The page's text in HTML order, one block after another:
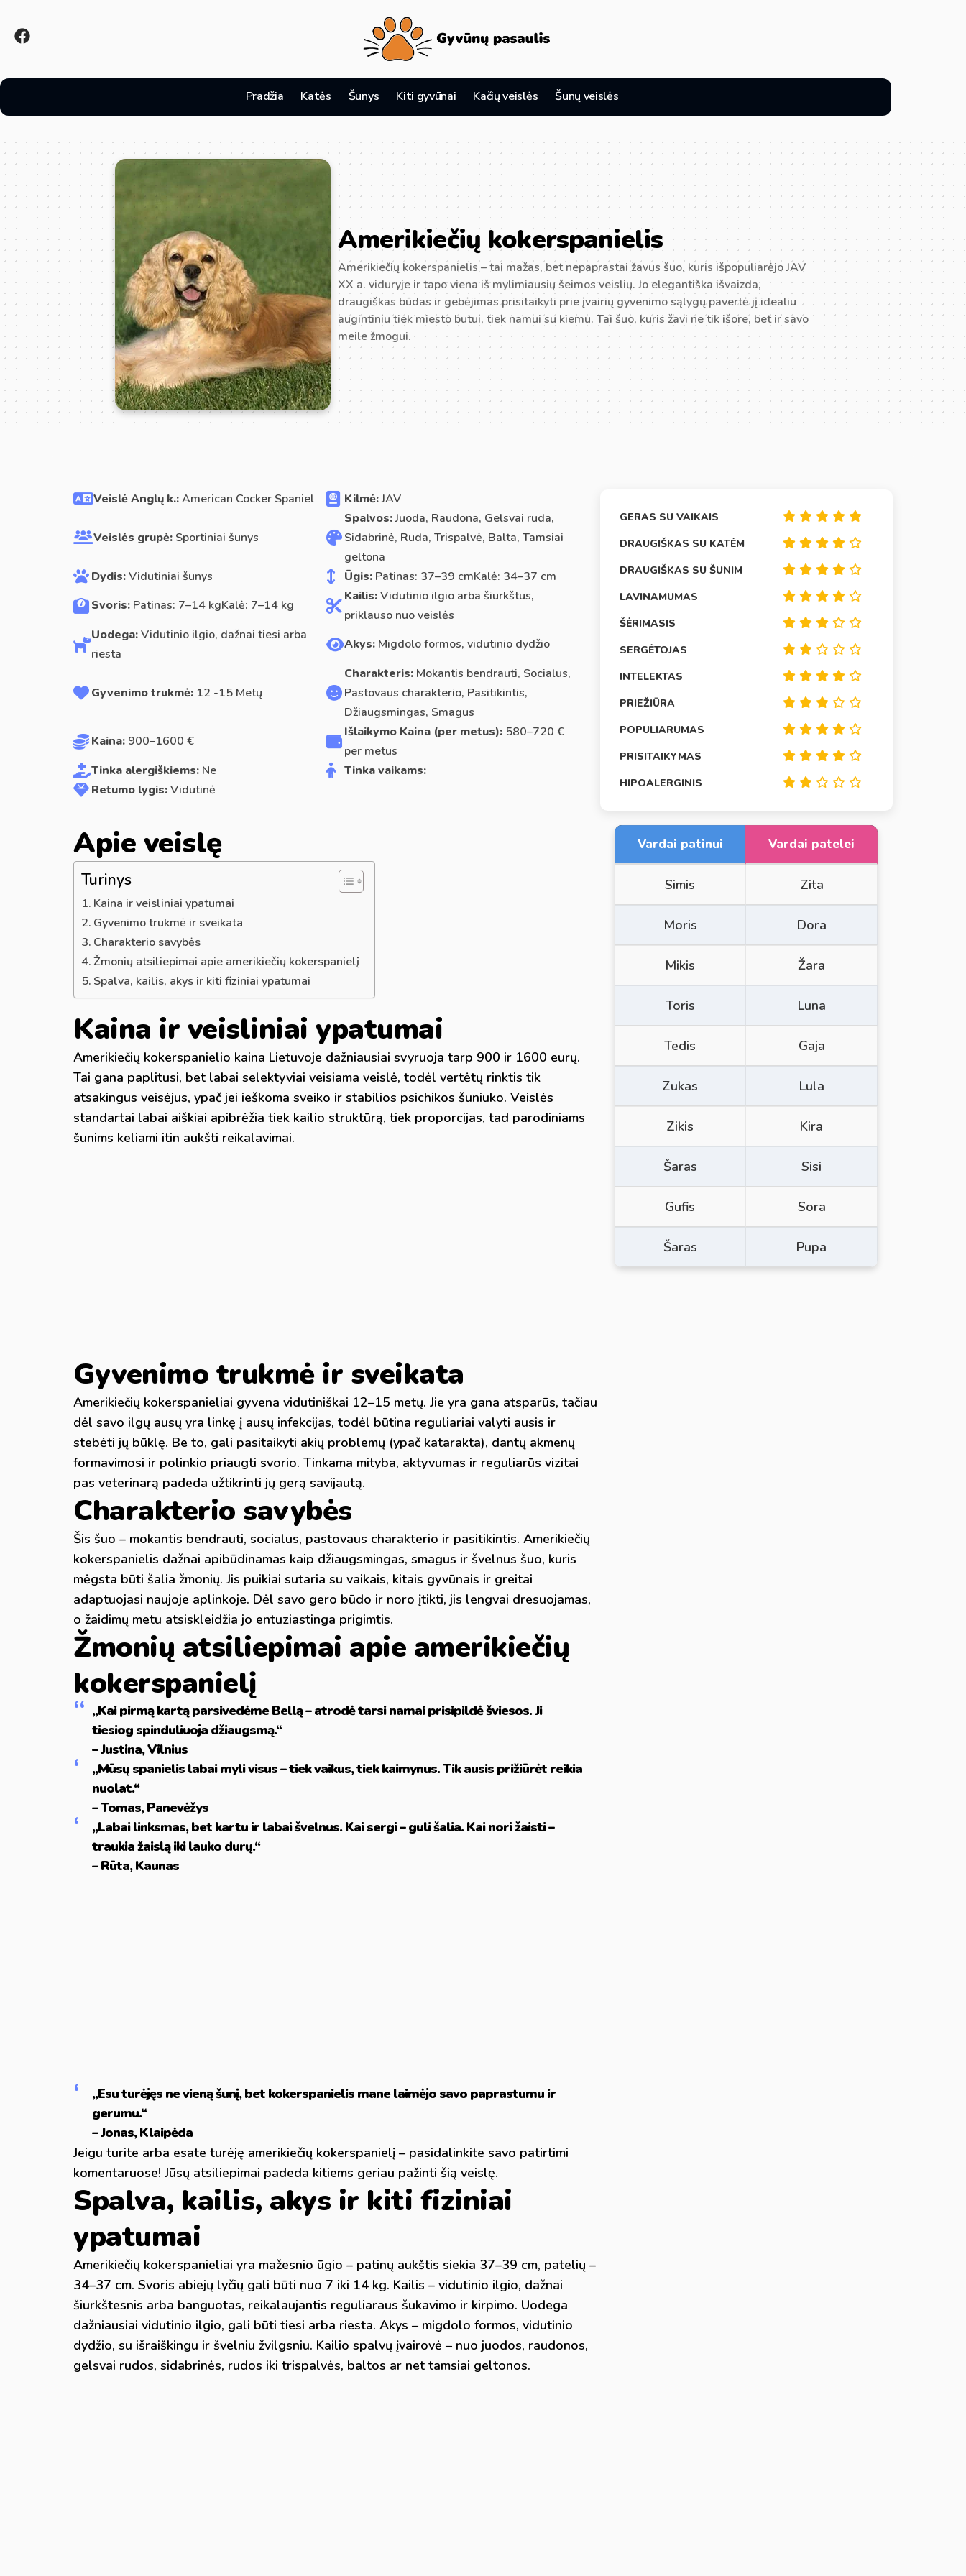
Pradžia Katės Šunys Kiti gyvūnai Kačių veislės Šunų veislės
Amerikiečių kokerspanielis
Amerikiečių kokerspanielis – tai mažas, bet nepaprastai žavus šuo, kuris išpopuliarėjo JAV
XX a. viduryje ir tapo viena iš mylimiausių šeimos veislių. Jo elegantiška išvaizda,
draugiškas būdas ir gebėjimas prisitaikyti prie įvairių gyvenimo sąlygų pavertė jį idealiu
augintiniu tiek miesto butui, tiek namui su kiemu. Tai šuo, kuris žavi ne tik išore, bet ir savo
meile žmogui.
Veislė Anglų k.:American Cocker Spaniel Kilmė:JAV
Veislės grupė: Sportiniai šunys
Spalvos:Juoda, Raudona, Gelsvai ruda,
Sidabrinė, Ruda, Trispalvė, Balta, Tamsiai
geltona
Dydis:Vidutiniai šunys Ūgis:Patinas: 37–39 cmKalė: 34–37 cm
Svoris: Patinas: 7–14 kgKalė: 7–14 kg
Kailis:Vidutinio ilgio arba šiurkštus,
priklauso nuo veislės
Uodega:Vidutinio ilgio, dažnai tiesi arba
riesta
Akys:Migdolo formos, vidutinio dydžio
Gyvenimo trukmė: 12 -15 Metų
Charakteris:Mokantis bendrauti, Socialus,
Pastovaus charakterio, Pasitikintis,
Džiaugsmingas, Smagus
Kaina: 900–1600 €
Išlaikymo Kaina (per metus):580–720 €
per metus
Tinka alergiškiems: Ne
Tinka vaikams:
Retumo lygis:Vidutinė
GERAS SU VAIKAIS
DRAUGIŠKAS SU KATĖM
DRAUGIŠKAS SU ŠUNIM
LAVINAMUMAS
ŠĖRIMASIS
SERGĖTOJAS
INTELEKTAS
PRIEŽIŪRA
POPULIARUMAS
PRISITAIKYMAS
HIPOALERGINIS
Apie veislę
Turinys
Kaina ir veisliniai ypatumai
Gyvenimo trukmė ir sveikata
Charakterio savybės
Žmonių atsiliepimai apie amerikiečių kokerspanielį
Spalva, kailis, akys ir kiti fiziniai ypatumai
Kaina ir veisliniai ypatumai
Amerikiečių kokerspanielio kaina Lietuvoje dažniausiai svyruoja tarp 900 ir 1600 eurų.
Tai gana paplitusi, bet labai selektyviai veisiama veislė, todėl vertėtų rinktis tik
atsakingus veisėjus, ypač jei ieškoma sveiko ir stabilios psichikos šuniuko. Veislės
standartai labai aiškiai apibrėžia tiek kailio struktūrą, tiek proporcijas, tad parodiniams
šunims keliami itin aukšti reikalavimai.
Gyvenimo trukmė ir sveikata
Amerikiečių kokerspanieliai gyvena vidutiniškai 12–15 metų. Jie yra gana atsparūs, tačiau
dėl savo ilgų ausų yra linkę į ausų infekcijas, todėl būtina reguliariai valyti ausis ir
stebėti jų būklę. Be to, gali pasitaikyti akių problemų (ypač katarakta), dantų akmenų
formavimosi ir polinkio priaugti svorio. Tinkama mityba, aktyvumas ir reguliarūs vizitai
pas veterinarą padeda užtikrinti jų gerą savijautą.
Charakterio savybės
Šis šuo – mokantis bendrauti, socialus, pastovaus charakterio ir pasitikintis. Amerikiečių
kokerspanielis dažnai apibūdinamas kaip džiaugsmingas, smagus ir švelnus šuo, kuris
mėgsta būti šalia žmonių. Jis puikiai sutaria su vaikais, kitais gyvūnais ir greitai
adaptuojasi naujoje aplinkoje. Dėl savo gero būdo ir noro įtikti, jis lengvai dresuojamas,
o žaidimų metu atsiskleidžia jo entuziastinga prigimtis.
Žmonių atsiliepimai apie amerikiečių
kokerspanielį
„Kai pirmą kartą parsivedėme Bellą – atrodė tarsi namai prisipildė šviesos. Ji
tiesiog spinduliuoja džiaugsmą.“
– Justina, Vilnius
„Mūsų spanielis labai myli visus – tiek vaikus, tiek kaimynus. Tik ausis prižiūrėt reikia
nuolat.“
– Tomas, Panevėžys
„Labai linksmas, bet kartu ir labai švelnus. Kai sergi – guli šalia. Kai nori žaisti –
traukia žaislą iki lauko durų.“
– Rūta, Kaunas
„Esu turėjęs ne vieną šunį, bet kokerspanielis mane laimėjo savo paprastumu ir
gerumu.“
– Jonas, Klaipėda
Jeigu turite arba esate turėję amerikiečių kokerspanielį – pasidalinkite savo patirtimi
komentaruose! Jūsų atsiliepimai padeda kitiems geriau pažinti šią veislę.
Spalva, kailis, akys ir kiti fiziniai
ypatumai
Amerikiečių kokerspanieliai yra mažesnio ūgio – patinų aukštis siekia 37–39 cm, patelių –
34–37 cm. Svoris abiejų lyčių gali būti nuo 7 iki 14 kg. Kailis – vidutinio ilgio, dažnai
šiurkštesnis arba banguotas, reikalaujantis reguliaraus šukavimo ir kirpimo. Uodega
dažniausiai vidutinio ilgio, gali būti tiesi arba riesta. Akys – migdolo formos, vidutinio
dydžio, su išraiškingu ir švelniu žvilgsniu. Kailio spalvų įvairovė – nuo juodos, raudonos,
gelsvai rudos, sidabrinės, rudos iki trispalvės, baltos ar net tamsiai geltonos.
Vardai patinui Vardai patelei
Simis Zita
Moris Dora
Mikis Žara
Toris Luna
Tedis Gaja
Zukas Lula
Zikis Kira
Šaras Sisi
Gufis Sora
Šaras Pupa